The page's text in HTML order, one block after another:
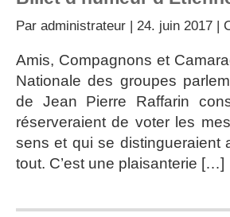
Par administrateur | 24. juin 2017 |
Amis, Compagnons et
Nationale des groupes
de Jean Pierre Raffarin
réserveraient de voter les
sens et qui se distingueraient
tout. C’est une plaisanterie […]